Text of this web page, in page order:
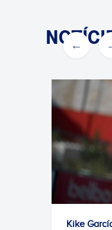
Kike